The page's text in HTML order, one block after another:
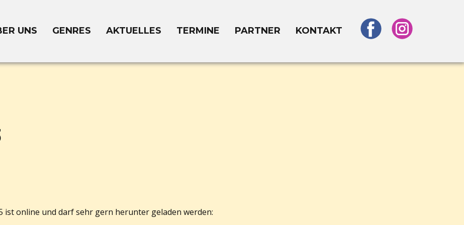
UNS GENRES AKTUELLES TERMINE PARTNER KONTAKT
ist online und darf sehr gern herunter geladen werden: